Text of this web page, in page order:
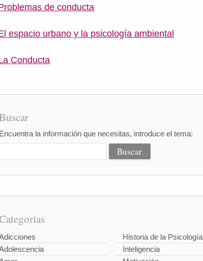
de conducta
espacio urbano y la psicología ambiental
Conducta
Encuentra la información que necesitas, introduce el tema:
Historia de la Psicología
Inteligencia